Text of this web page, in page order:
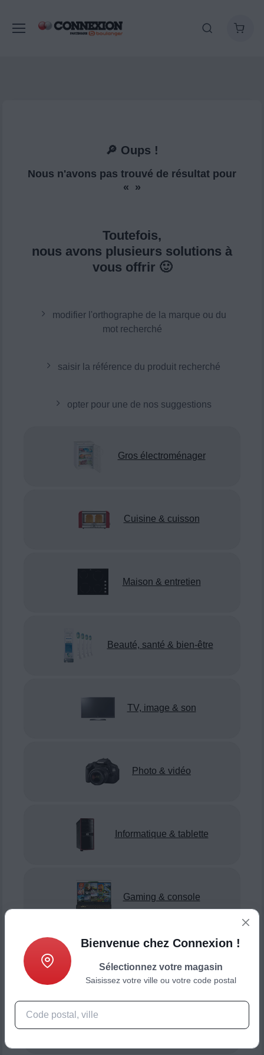
🔎 Oups !
Nous n'avons pas trouvé de résultat pour
« »
Toutefois,
nous avons plusieurs solutions à
vous offrir 🙂
modifier l'orthographe de la marque ou du
mot recherché
saisir la référence du produit recherché
opter pour une de nos suggestions
Gros électroménager
Cuisine & cuisson
Maison & entretien
Beauté, santé & bien-être
TV, image & son
Photo & vidéo
Informatique & tablette
Gaming & console
Bienvenue chez Connexion !
Sélectionnez votre magasin
Saisissez votre ville ou votre code postal